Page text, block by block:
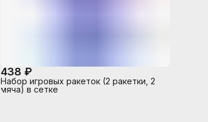
438 ₽
Набор игровых ракеток (2 ракетки, 2
мяча) в сетке